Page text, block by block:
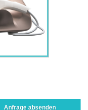
Anfrage absenden